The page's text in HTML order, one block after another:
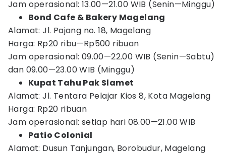
Jam operasional: 13.00—21.00 WIB (Senin—Minggu)
Bond Cafe & Bakery Magelang
Alamat: Jl. Pajang no. 18, Magelang
Harga: Rp20 ribu—Rp500 ribuan
Jam operasional: 09.00—22.00 WIB (Senin—Sabtu)
dan 09.00—23.00 WIB (Minggu)
Kupat Tahu Pak Slamet
Alamat: Jl. Tentara Pelajar Kios 8, Kota Magelang
Harga: Rp20 ribuan
Jam operasional: setiap hari 08.00—21.00 WIB
Patio Colonial
Alamat: Dusun Tanjungan, Borobudur, Magelang